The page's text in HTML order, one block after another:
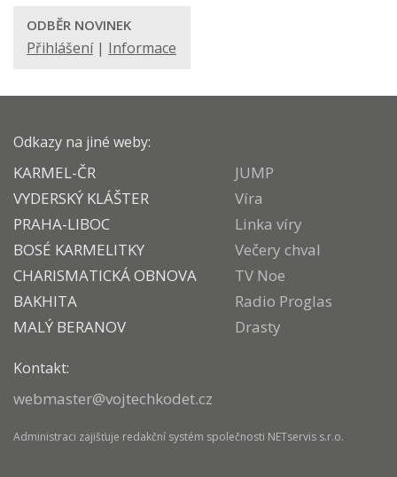
ODBĚR NOVINEK
Přihlášení| Informace
Odkazy na jiné weby:
KARMEL-ČR
VYDERSKÝ KLÁŠTER
PRAHA-LIBOC
BOSÉ KARMELITKY
CHARISMATICKÁ OBNOVA
BAKHITA
MALÝ BERANOV
JUMP
Víra
Linka víry
Večery chval
TV Noe
Radio Proglas
Drasty
Kontakt:
webmaster@vojtechkodet.cz
Administraci zajišťuje redakční systém společnosti NETservis s.r.o.